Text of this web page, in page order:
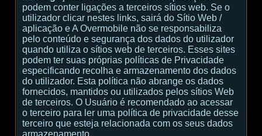
podem conter ligações a terceiros sítios web. Se o
utilizador clicar nestes links, sairá do Sítio Web /
aplicação e A Overmobile não se responsabiliza
pelo conteúdo e segurança dos dados do utilizador
quando utiliza o sítios web de terceiros. Esses sites
podem ter suas próprias políticas de Privacidade
especificando recolha e armazenamento dos dados
do utilizador. Esta política não abrange os dados
fornecidos, mantidos ou utilizados pelos sítios Web
de terceiros. O Usuário é recomendado ao acessar
o terceiro para ler uma política de privacidade desse
terceiro que esteja relacionada com os seus dados
armazenamento.